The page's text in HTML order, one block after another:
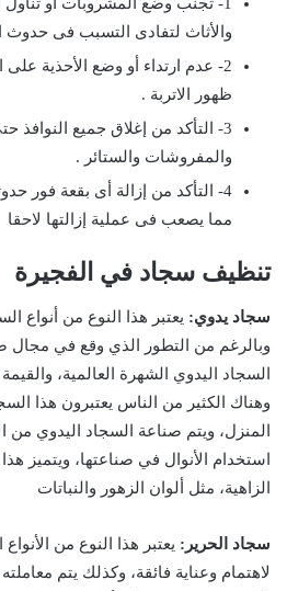
والأثاث لتفادى التسبب فى حدوث
2- عدم ارتداء أو وضع الأحذية
ظهور الاتربة .
3- التأكد من إغلاق جميع النوافذ
والمفروشات والستائر .
4- التأكد من إزالة أى بقعة فور
مما يصعب فى عملية إزالتها لاحقا
تنظيف سجاد في الفجيرة
سجاد يدوي: يعتبر هذا النوع من أنواع
وبالرغم من التطور الذي وقع في مجال
السجاد اليدوي الشهرة العالمية،
وهناك الكثير من الناس يعتبرون هذا
المنزل، ويتم صناعة السجاد اليدوي من
استخدام الأنوال في صناعتها، ويتميز
الزاهية، مثل ألوان الزهور والنباتات
سجاد الحرير: يعتبر هذا النوع من الأنواع
لاهتمام وعناية فائقة، وكذلك يتم